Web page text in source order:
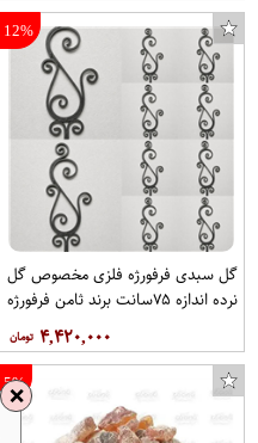
12%
گل سبدی فرفورژه فلزی مخصوص گل
نرده اندازه ۷۵سانت برند ثامن فرفورژه
۴,۴۲۰,۰۰۰
5%
❌